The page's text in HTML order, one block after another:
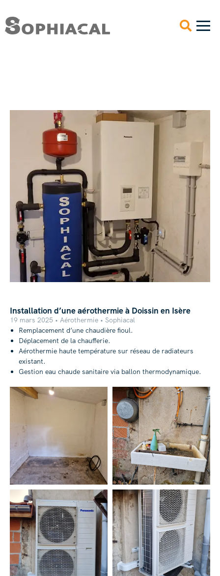
Installation d’une aérothermie à Doissin en Isère
19 mars 2025 • Aérothermie • Sophiacal
Remplacement d’une chaudière fioul.
Déplacement de la chaufferie.
Aérothermie haute température sur réseau de radiateurs
existant.
Gestion eau chaude sanitaire via ballon thermodynamique.